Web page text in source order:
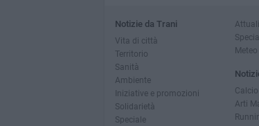
Notizie da Trani
Vita di città
Territorio
Sanità
Ambiente
Iniziative e promozioni
Solidarietà
Speciale
Meteo
Calcio
Arti